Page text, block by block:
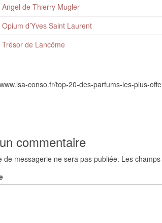
Angel de Thierry Mugler
Opium d’Yves Saint Laurent
Trésor de Lancôme
conso.fr/top-20-des-parfums-les-plus-
commentaire
de messagerie ne sera pas publiée. Les